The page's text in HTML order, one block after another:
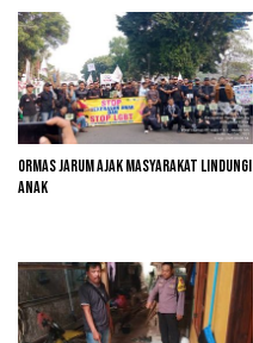
Ormas Jarum Ajak Masyarakat Lindungi
Anak